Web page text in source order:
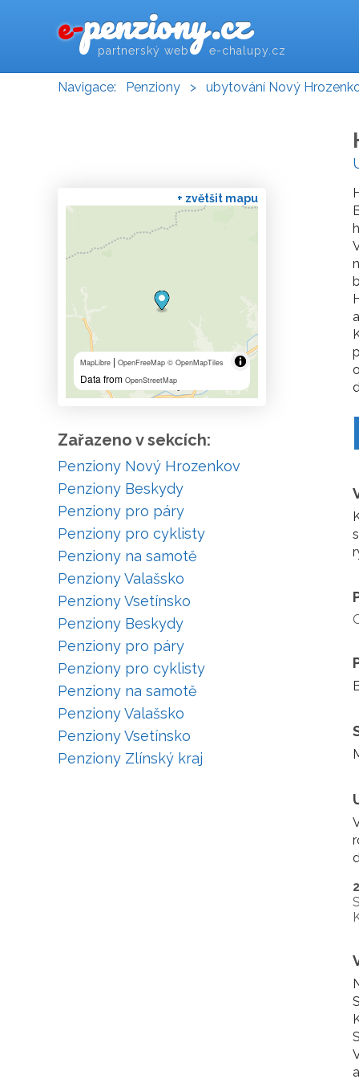
e-penziony.cz
partnerský web e-chalupy.cz
Navigace: Penziony > ubytování Nový
+ zvětšit mapu
MapLibre | OpenFreeMap © OpenMapTiles
Data from OpenStreetMap
Zařazeno v sekcích:
Penziony Nový Hrozenkov
Penziony Beskydy
Penziony pro páry
Penziony pro cyklisty
Penziony na samotě
Penziony Valašsko
Penziony Vsetínsko
Penziony Beskydy
Penziony pro páry
Penziony pro cyklisty
Penziony na samotě
Penziony Valašsko
Penziony Vsetínsko
Penziony Zlínský kraj